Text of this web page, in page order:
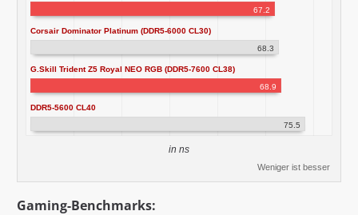
67.2
Corsair Dominator Platinum (DDR5-6000 CL30)
68.3
G.Skill Trident Z5 Royal NEO RGB (DDR5-7600 CL38)
68.9
DDR5-5600 CL40
75.5
in ns
Weniger ist besser
Gaming-Benchmarks: